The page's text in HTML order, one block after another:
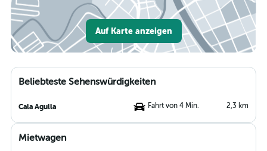
Auf Karte anzeigen
Beliebteste Sehenswürdigkeiten
Cala Agulla Fahrt von 4 Min. 2,3 km
Mietwagen